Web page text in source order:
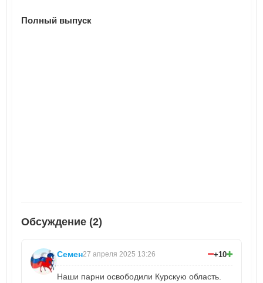
Полный выпуск
Обсуждение (2)
Семен27 апреля 2025 13:26 +10
Наши парни освободили Курскую область.